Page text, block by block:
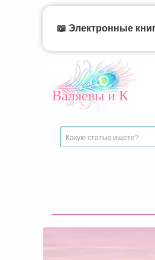
Валяевы и К
📖 Электронные